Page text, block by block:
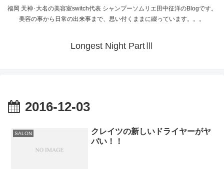
福岡 天神･大名の美容室switch代表 シャンプーソムリエ田中征洋のBlogです。
美容の事から日常の出来事まで、思い付くままに綴っています。。。
Longest Night PartⅢ
2016-12-03
SALON
クレイツの新しいドライヤーがヤ
バい！！